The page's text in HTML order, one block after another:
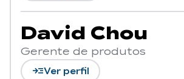
David Chou
Gerente de produtos
read_moreVer perfil